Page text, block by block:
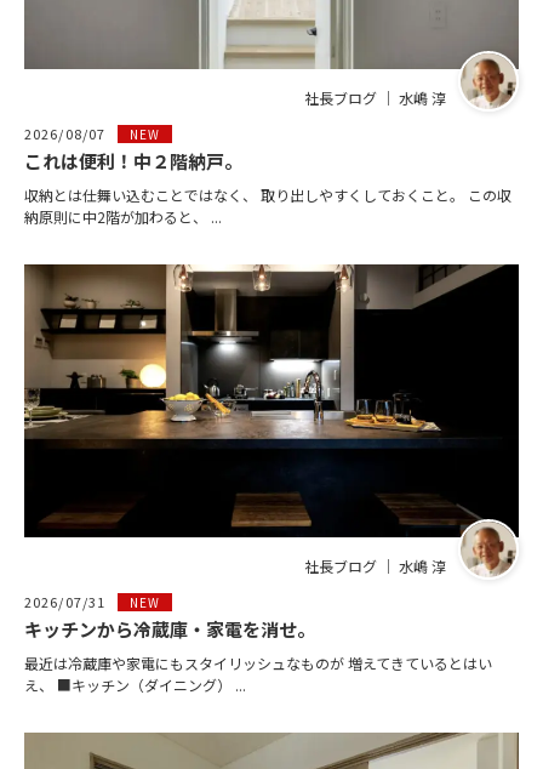
社長ブログ ｜ 水嶋 淳
2026/08/07 NEW
これは便利！中２階納戸。
収納とは仕舞い込むことではなく、 取り出しやすくしておくこと。 この収
納原則に中2階が加わると、 ...
社長ブログ ｜ 水嶋 淳
2026/07/31 NEW
キッチンから冷蔵庫・家電を消せ。
最近は冷蔵庫や家電にもスタイリッシュなものが 増えてきているとはい
え、 ■キッチン（ダイニング） ...